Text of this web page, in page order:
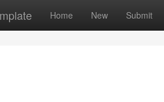
Home New Submit